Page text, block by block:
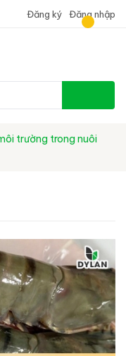
Đăng ký Đăng nhập
trường trong nuôi